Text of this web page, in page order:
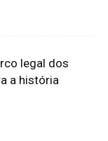
legal dos
a história